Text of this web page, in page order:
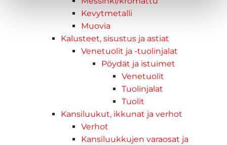
Kevytmetalli
Muovia
Kalusteet, sisustus ja astiat
Venetuolit ja -tuolinjalat
Pöydät ja istuimet
Venetuolit
Tuolinjalat
Tuolit
Kansiluukut, ikkunat ja verhot
Verhot
Kansiluukkujen varaosat ja